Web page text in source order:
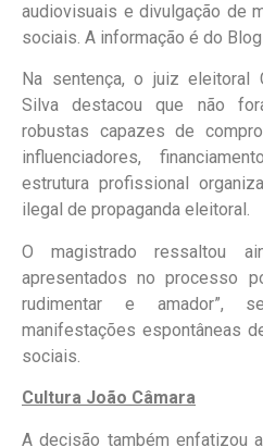
audiovisuais e divulgação de
sociais. A informação é do
Na sentença, o juiz eleitoral
Silva destacou que não
robustas capazes de
influenciadores,
estrutura profissional
ilegal de propaganda eleitoral.
O magistrado ressaltou
apresentados no processo
rudimentar e amador”,
manifestações espontâneas
sociais.
Cultura João Câmara
A decisão também enfatizou